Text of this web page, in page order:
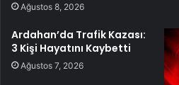
Ağustos 8, 2026
Ardahan’da Trafik Kazası:
3 Kişi Hayatını Kaybetti
Ağustos 7, 2026